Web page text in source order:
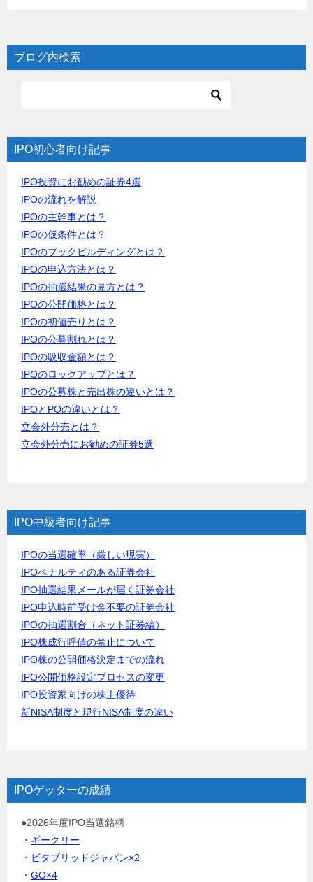
ブログ内検索
IPO初心者向け記事
IPO投資にお勧めの証券4選
IPOの流れを解説
IPOの主幹事とは？
IPOの仮条件とは？
IPOのブックビルディングとは？
IPOの申込方法とは？
IPOの抽選結果の見方とは？
IPOの公開価格とは？
IPOの初値売りとは？
IPOの公募割れとは？
IPOの吸収金額とは？
IPOのロックアップとは？
IPOの公募株と売出株の違いとは？
IPOとPOの違いとは？
立会外分売とは？
立会外分売にお勧めの証券5選
IPO中級者向け記事
IPOの当選確率（厳しい現実）
IPOペナルティのある証券会社
IPO抽選結果メールが届く証券会社
IPO申込時前受け金不要の証券会社
IPOの抽選割合（ネット証券編）
IPO株成行呼値の禁止について
IPO株の公開価格決定までの流れ
IPO公開価格設定プロセスの変更
IPO投資家向けの株主優待
新NISA制度と現行NISA制度の違い
IPOゲッターの成績
●2026年度IPO当選銘柄
・ ギークリー
・ ビタブリッドジャパン×2
・ GO×4